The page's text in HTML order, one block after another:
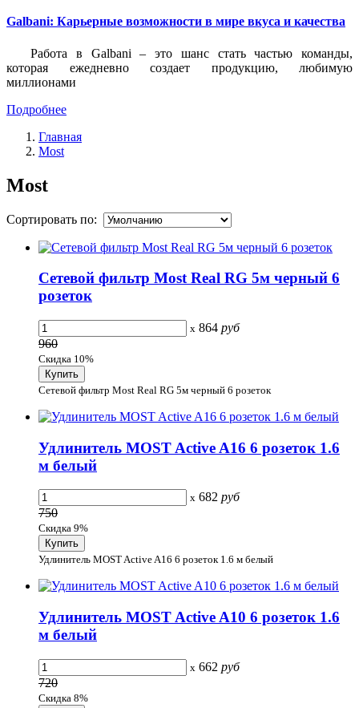
Galbani: Карьерные возможности в мире вкуса и качества
Работа в Galbani – это шанс стать частью команды,
которая ежедневно создает продукцию, любимую
миллионами
Подробнее
Главная
Most
Most
Сортировать по:
Сетевой фильтр Most Real RG 5м черный 6
розеток
x 864 руб
960
Скидка 10%
Сетевой фильтр Most Real RG 5м черный 6 розеток
Удлинитель MOST Active A16 6 розеток 1.6
м белый
x 682 руб
750
Скидка 9%
Удлинитель MOST Active A16 6 розеток 1.6 м белый
Удлинитель MOST Active A10 6 розеток 1.6
м белый
x 662 руб
720
Скидка 8%